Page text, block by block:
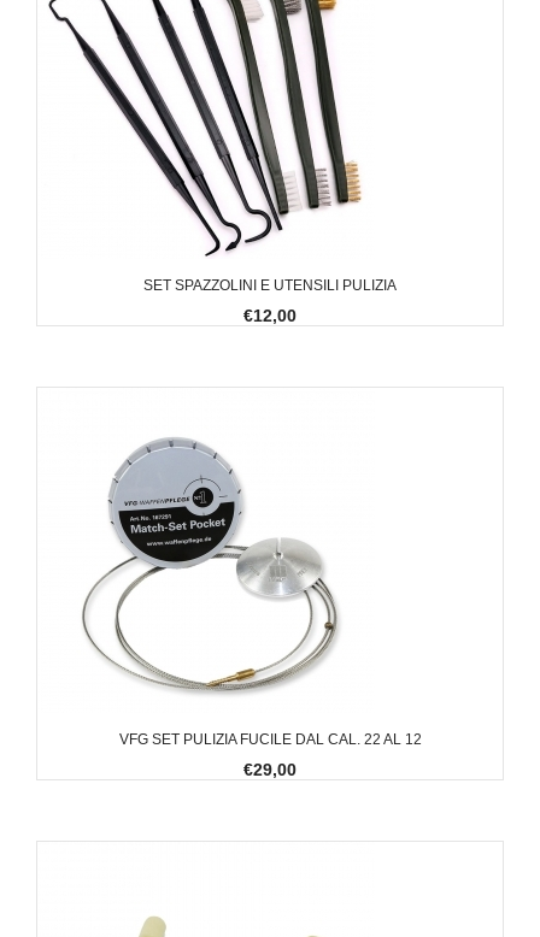
SET SPAZZOLINI E UTENSILI PULIZIA
€12,00
VFG SET PULIZIA FUCILE DAL CAL. 22 AL 12
€29,00